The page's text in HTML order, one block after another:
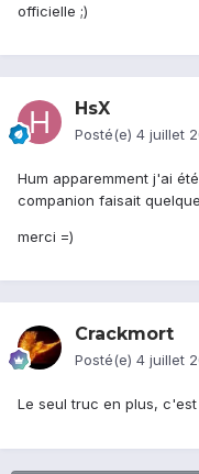
officielle ;)
HsX
Posté(e) 4 juillet
Hum apparemment j'ai
companion faisait
merci =)
Crackmort
Posté(e) 4 juillet
Le seul truc en plus,